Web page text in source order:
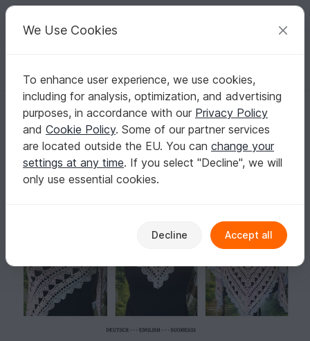
Your creative ideas
English | US $ (USD) Log in Register for free
Homepage Free patterns Crochet
Shawls
Triangle shawls
Halata Shawl
Halata Shawl
We Use Cookies
To enhance user experience, we use cookies,
including for analysis, optimization, and advertising
purposes, in accordance with our Privacy Policy
and Cookie Policy. Some of our partner services
are located outside the EU. You can change your
settings at any time. If you select "Decline", we will
only use essential cookies.
Decline Accept all